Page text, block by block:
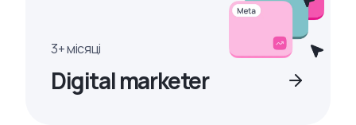
3+ місяці
Digital marketer